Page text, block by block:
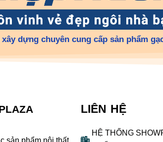
xây dựng chuyên cung cấp sản phẩm
sản phẩm nội thất
LIÊN HỆ
HỆ THỐNG